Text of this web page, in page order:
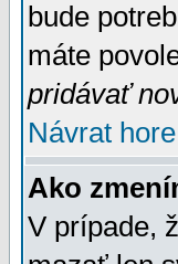
bude
máte
pridávať
Návrat hore
Ako
V prípade,